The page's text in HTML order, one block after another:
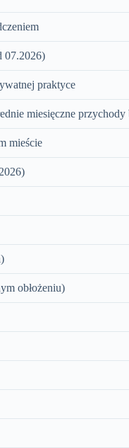
07.2026)
praktyce
miesięczne przychody
mieście
obłożeniu)